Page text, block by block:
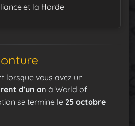
et la Horde
lorsque vous avez un
d’un an à World of
se termine le 25 octobre